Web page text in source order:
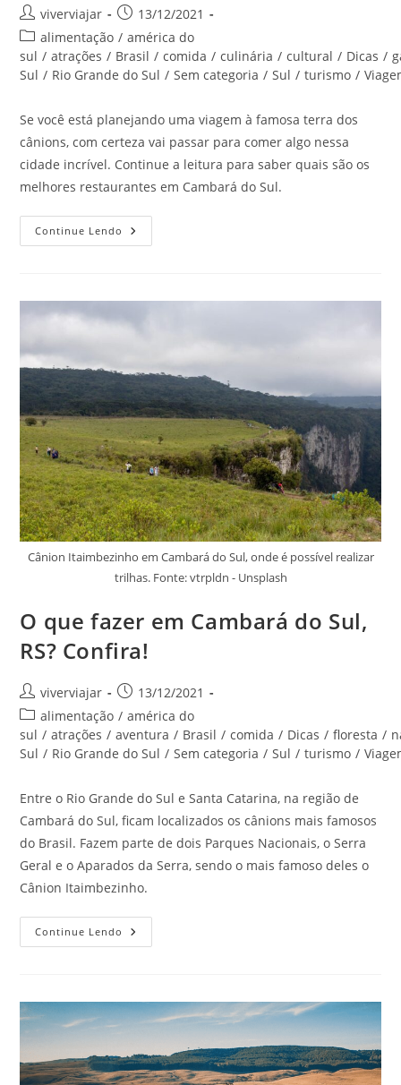
Autor
do
post:
viverviajar
Post
publicado:
13/12/2021
Categoria
do
post:
alimentação / américa do
sul / atrações / Brasil / comida / culinária / cultural / Dicas /
Sul / Rio Grande do Sul / Sem categoria / Sul / turismo /
Se você está planejando uma viagem à famosa terra dos
cânions, com certeza vai passar para comer algo nessa
cidade incrível. Continue a leitura para saber quais são os
melhores restaurantes em Cambará do Sul.
Continue Lendo Melhores
Restaurantes
Veja
Cânion Itaimbezinho em Cambará do Sul, onde é possível realizar
trilhas. Fonte: vtrpldn - Unsplash
O que fazer em Cambará do Sul,
RS? Confira!
Autor
do
post:
viverviajar
Post
publicado:
13/12/2021
Categoria
do
post:
alimentação / américa do
sul / atrações / aventura / Brasil / comida / Dicas / floresta /
Sul / Rio Grande do Sul / Sem categoria / Sul / turismo /
Entre o Rio Grande do Sul e Santa Catarina, na região de
Cambará do Sul, ficam localizados os cânions mais famosos
do Brasil. Fazem parte de dois Parques Nacionais, o Serra
Geral e o Aparados da Serra, sendo o mais famoso deles o
Cânion Itaimbezinho.
Continue Lendo O
Que
Sul,
RS?